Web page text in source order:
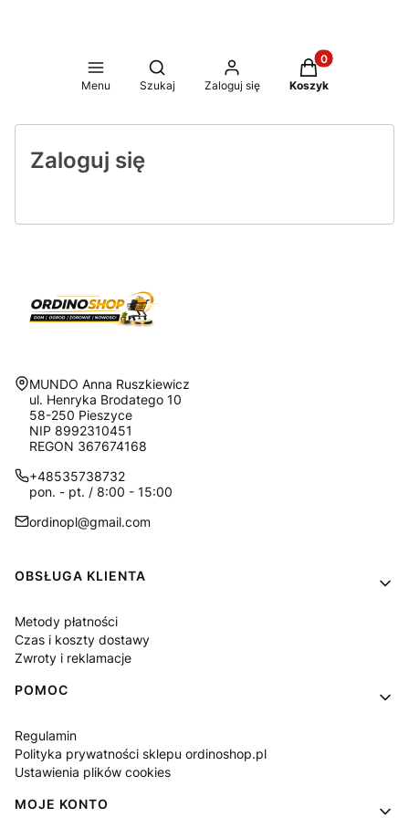
Menu
Otwórz wyszukiwarkę
Szukaj Zaloguj się
Produkty w
Koszyk
Zaloguj się
Adres:
MUNDO Anna Ruszkiewicz
ul. Henryka Brodatego 10
58-250 Pieszyce
NIP 8992310451
REGON 367674168
+48535738732
pon. - pt. / 8:00 - 15:00
ordinopl@gmail.com
Linki w stopce
OBSŁUGA KLIENTA
Metody płatności
Czas i koszty dostawy
Zwroty i reklamacje
POMOC
Regulamin
Polityka prywatności sklepu ordinoshop.pl
Ustawienia plików cookies
MOJE KONTO